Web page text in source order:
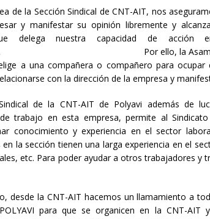
de la Sección Sindical de CNT-AIT, nos
y manifestar su opinión libremente y
delega nuestra capacidad de
Por ello, la Asamblea de la
a una compañera o compañero para
con la dirección de la empresa y
de la CNT-AIT de Polyavi además de
trabajo en esta empresa, permite al
conocimiento y experiencia en el sector
en la sección tienen una larga experiencia en el
etc. Para poder ayudar a otros trabajadores y
desde la CNT-AIT hacemos un llamamiento a
para que se organicen en la CNT-